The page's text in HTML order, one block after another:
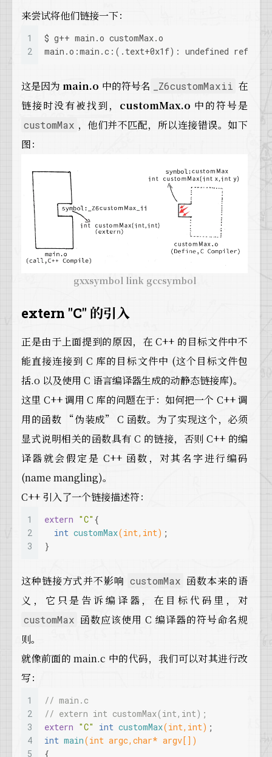
来尝试将他们链接一下：
1
2
$ g++ main.o customMax.o
main.o:main.c:(.text+0x1f): undefined
这是因为main.o 中的符号名 _Z6customMaxii 在
链接时没有被找到， customMax.o 中的符号是
customMax ，他们并不匹配，所以连接错误。如下
图：
gxxsymbol link gccsymbol
extern "C" 的引入
正是由于上面提到的原因，在 C++ 的目标文件中不
能直接连接到 C 库的目标文件中 (这个目标文件包
括.o 以及使用 C 语言编译器生成的动静态链接库)。
这里 C++ 调用 C 库的问题在于：如何把一个 C++ 调
用的函数 “伪装成” C 函数。为了实现这个，必须
显式说明相关的函数具有 C 的链接，否则 C++ 的编
译器就会假定是 C++ 函数，对其名字进行编码
(name mangling)。
C++ 引入了一个链接描述符：
1
2
3
extern "C" {
int customMax(int, int) ;
}
这种链接方式并不影响 customMax 函数本来的语
义，它只是告诉编译器，在目标代码里，对
customMax 函数应该使用 C 编译器的符号命名规
则。
就像前面的 main.c 中的代码，我们可以对其进行改
写：
1
2
3
4
5
// main.c
// extern int customMax(int,int);
extern "C" int customMax(int, int) ;
int main(int argc, char* argv[])
{